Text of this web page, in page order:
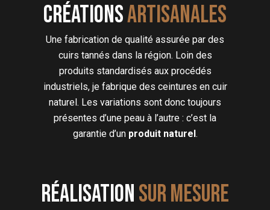
Créationsartisanales
Une fabrication de qualité assurée par des
cuirs tannés dans la région. Loin des
produits standardisés aux procédés
industriels, je fabrique des ceintures en cuir
naturel. Les variations sont donc toujours
présentes d’une peau à l’autre : c’est la
garantie d’un produit naturel.
Réalisationsur mesure